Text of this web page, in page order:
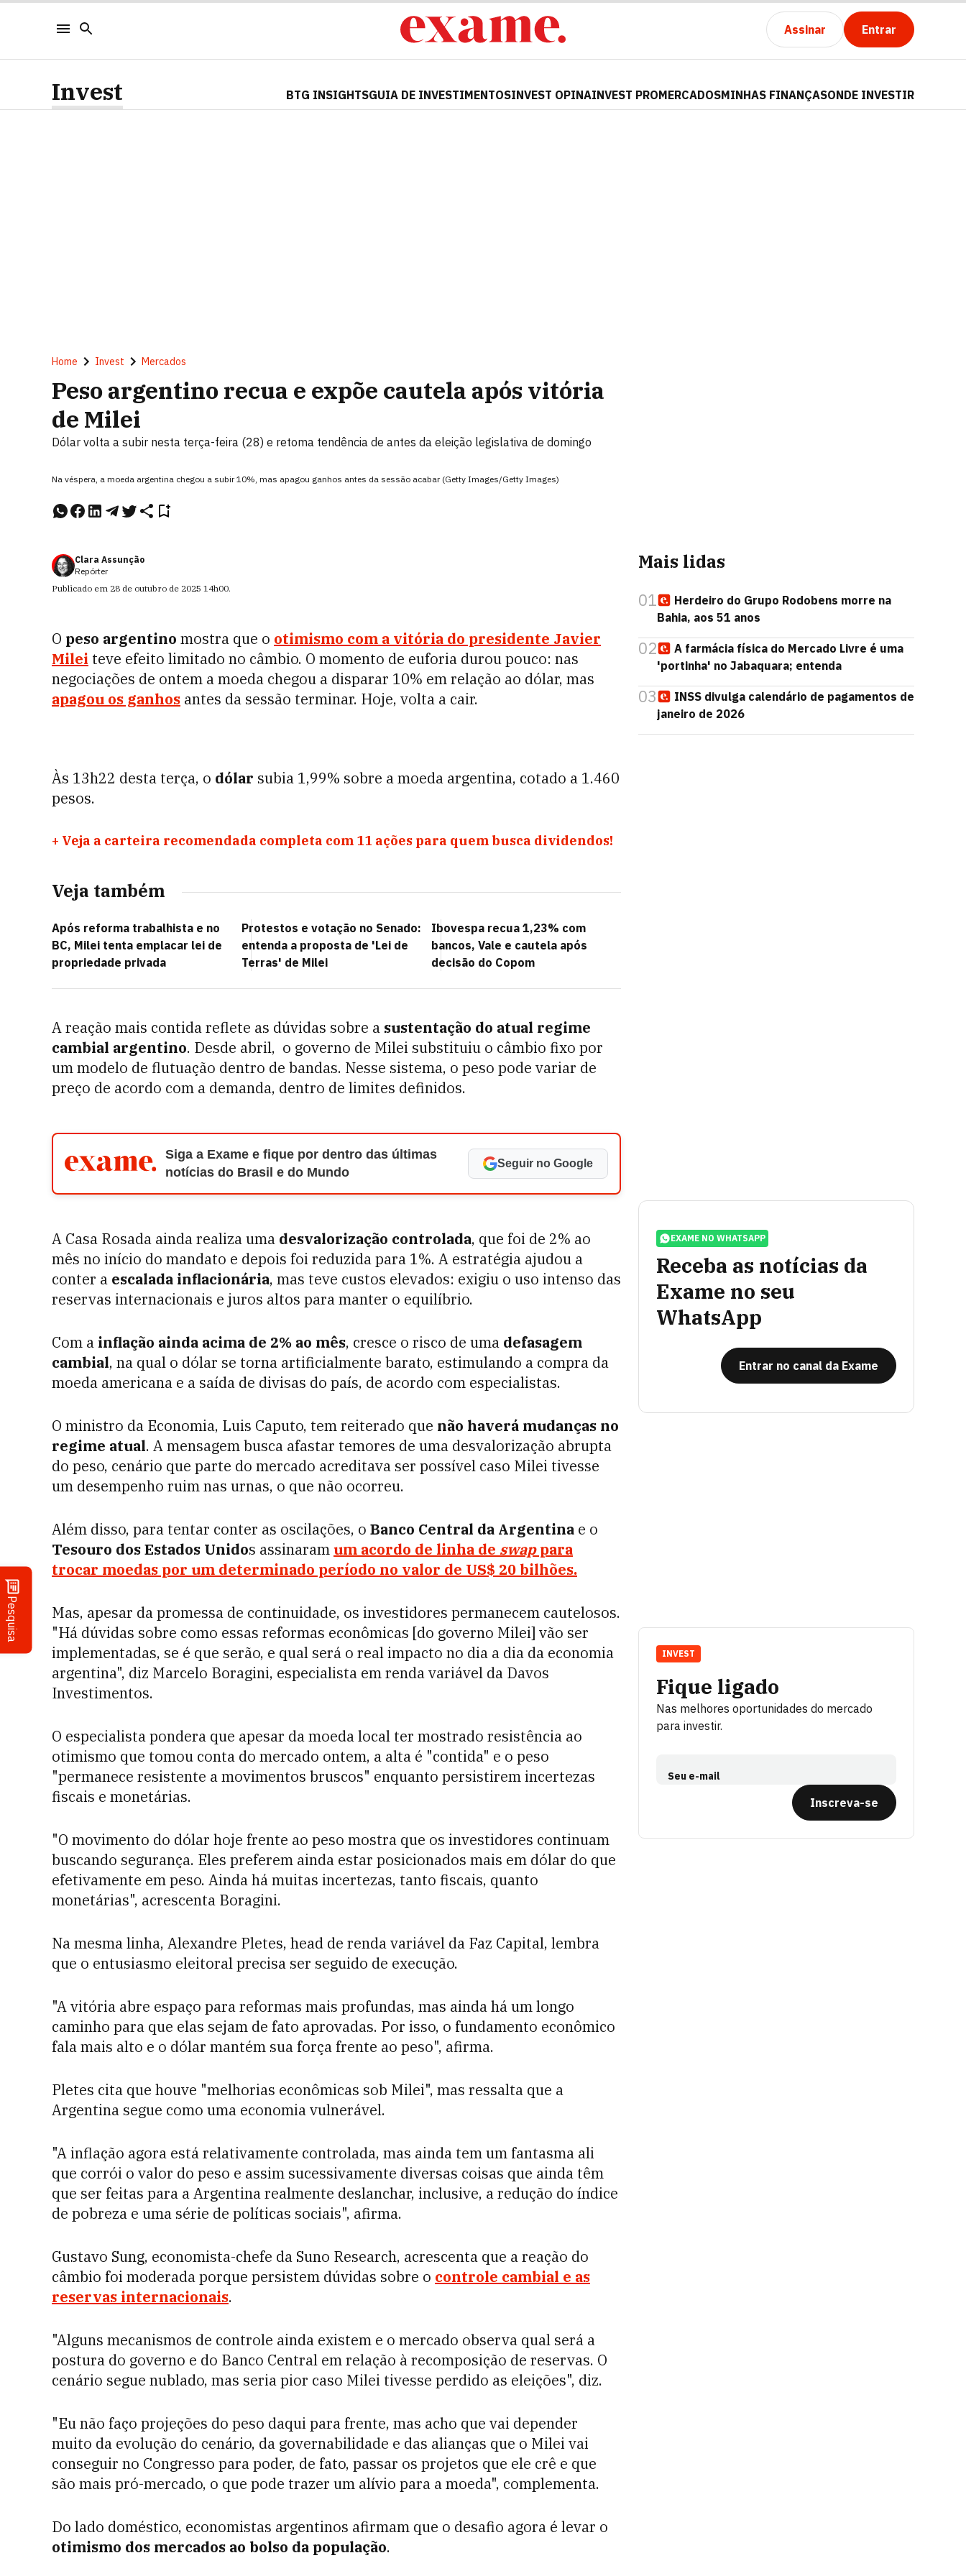
Assinar Entrar
Pesquisa
Invest BTG INSIGHTSGUIA DE INVESTIMENTOSINVEST OPINAINVEST PROMERCADOSMINHAS FINANÇASONDE INVESTIR
Home Invest Mercados
Peso argentino recua e expõe cautela após vitória
de Milei
Dólar volta a subir nesta terça-feira (28) e retoma tendência de antes da eleição legislativa de domingo
Na véspera, a moeda argentina chegou a subir 10%, mas apagou ganhos antes da sessão acabar (Getty Images/Getty Images)
Clara Assunção
Repórter
Publicado em 28 de outubro de 2025 14h00.
O peso argentino mostra que o otimismo com a vitória do presidente Javier
Milei teve efeito limitado no câmbio. O momento de euforia durou pouco: nas
negociações de ontem a moeda chegou a disparar 10% em relação ao dólar, mas
apagou os ganhos antes da sessão terminar. Hoje, volta a cair.
Às 13h22 desta terça, o dólar subia 1,99% sobre a moeda argentina, cotado a 1.460
pesos.
+ Veja a carteira recomendada completa com 11 ações para quem busca dividendos!
Veja também
Após reforma trabalhista e no
BC, Milei tenta emplacar lei de
propriedade privada
Protestos e votação no Senado:
entenda a proposta de 'Lei de
Terras' de Milei
Ibovespa recua 1,23% com
bancos, Vale e cautela após
decisão do Copom
A reação mais contida reflete as dúvidas sobre a sustentação do atual regime
cambial argentino. Desde abril, o governo de Milei substituiu o câmbio fixo por
um modelo de flutuação dentro de bandas. Nesse sistema, o peso pode variar de
preço de acordo com a demanda, dentro de limites definidos.
Siga a Exame e fique por dentro das últimas
notícias do Brasil e do Mundo
Seguir no Google
A Casa Rosada ainda realiza uma desvalorização controlada, que foi de 2% ao
mês no início do mandato e depois foi reduzida para 1%. A estratégia ajudou a
conter a escalada inflacionária, mas teve custos elevados: exigiu o uso intenso das
reservas internacionais e juros altos para manter o equilíbrio.
Com a inflação ainda acima de 2% ao mês, cresce o risco de uma defasagem
cambial, na qual o dólar se torna artificialmente barato, estimulando a compra da
moeda americana e a saída de divisas do país, de acordo com especialistas.
O ministro da Economia, Luis Caputo, tem reiterado que não haverá mudanças no
regime atual. A mensagem busca afastar temores de uma desvalorização abrupta
do peso, cenário que parte do mercado acreditava ser possível caso Milei tivesse
um desempenho ruim nas urnas, o que não ocorreu.
Além disso, para tentar conter as oscilações, o Banco Central da Argentina e o
Tesouro dos Estados Unidos assinaramum acordo de linha de swappara
trocar moedas por um determinado período no valor de US$ 20 bilhões.
Mas, apesar da promessa de continuidade, os investidores permanecem cautelosos.
"Há dúvidas sobre como essas reformas econômicas [do governo Milei] vão ser
implementadas, se é que serão, e qual será o real impacto no dia a dia da economia
argentina", diz Marcelo Boragini, especialista em renda variável da Davos
Investimentos.
O especialista pondera que apesar da moeda local ter mostrado resistência ao
otimismo que tomou conta do mercado ontem, a alta é "contida" e o peso
"permanece resistente a movimentos bruscos" enquanto persistirem incertezas
fiscais e monetárias.
"O movimento do dólar hoje frente ao peso mostra que os investidores continuam
buscando segurança. Eles preferem ainda estar posicionados mais em dólar do que
efetivamente em peso. Ainda há muitas incertezas, tanto fiscais, quanto
monetárias", acrescenta Boragini.
Na mesma linha, Alexandre Pletes, head de renda variável da Faz Capital, lembra
que o entusiasmo eleitoral precisa ser seguido de execução.
"A vitória abre espaço para reformas mais profundas, mas ainda há um longo
caminho para que elas sejam de fato aprovadas. Por isso, o fundamento econômico
fala mais alto e o dólar mantém sua força frente ao peso", afirma.
Pletes cita que houve "melhorias econômicas sob Milei", mas ressalta que a
Argentina segue como uma economia vulnerável.
"A inflação agora está relativamente controlada, mas ainda tem um fantasma ali
que corrói o valor do peso e assim sucessivamente diversas coisas que ainda têm
que ser feitas para a Argentina realmente deslanchar, inclusive, a redução do índice
de pobreza e uma série de políticas sociais", afirma.
Gustavo Sung, economista-chefe da Suno Research, acrescenta que a reação do
câmbio foi moderada porque persistem dúvidas sobre o controle cambial e as
reservas internacionais.
"Alguns mecanismos de controle ainda existem e o mercado observa qual será a
postura do governo e do Banco Central em relação à recomposição de reservas. O
cenário segue nublado, mas seria pior caso Milei tivesse perdido as eleições", diz.
"Eu não faço projeções do peso daqui para frente, mas acho que vai depender
muito da evolução do cenário, da governabilidade e das alianças que o Milei vai
conseguir no Congresso para poder, de fato, passar os projetos que ele crê e que
são mais pró-mercado, o que pode trazer um alívio para a moeda", complementa.
Do lado doméstico, economistas argentinos afirmam que o desafio agora é levar o
otimismo dos mercados ao bolso da população.
Mais lidas
01
Herdeiro do Grupo Rodobens morre na
Bahia, aos 51 anos
02
A farmácia física do Mercado Livre é uma
'portinha' no Jabaquara; entenda
03
INSS divulga calendário de pagamentos de
janeiro de 2026
EXAME NO WHATSAPP
Receba as notícias da
Exame no seu
WhatsApp
Entrar no canal da Exame
Fique ligado
Nas melhores oportunidades do mercado
para investir.
Seu e-mail
Inscreva-se
INVEST